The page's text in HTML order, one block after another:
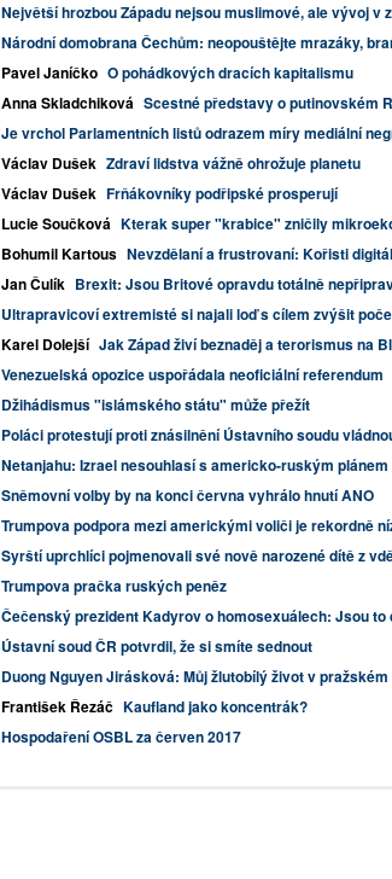
Největší hrozbou Západu nejsou muslimové, ale vývoj v
Národní domobrana Čechům: neopouštějte mrazáky,
Pavel Janíčko O pohádkových dracích kapitalismu
Anna Skladchiková Scestné představy o putinovském
Je vrchol Parlamentních listů odrazem míry mediální
Václav Dušek Zdraví lidstva vážně ohrožuje planetu
Václav Dušek Frňákovníky podřipské prosperují
Lucie Součková Kterak super "krabice" zničily
Bohumil Kartous Nevzdělaní a frustrovaní: Kořisti
Jan Čulík Brexit: Jsou Britové opravdu totálně
Ultrapravicoví extremisté si najali loď s cílem zvýšit
Karel Dolejší Jak Západ živí beznaděj a terorismus na
Venezuelská opozice uspořádala neoficiální referendum
Džihádismus "islámského státu" může přežít
Poláci protestují proti znásilnění Ústavního soudu
Netanjahu: Izrael nesouhlasí s americko-ruským plánem
Sněmovní volby by na konci června vyhrálo hnutí ANO
Trumpova podpora mezi americkými voliči je rekordně
Syrští uprchlíci pojmenovali své nově narozené dítě z
Trumpova pračka ruských peněz
Čečenský prezident Kadyrov o homosexuálech: Jsou to
Ústavní soud ČR potvrdil, že si smíte sednout
Duong Nguyen Jirásková: Můj žlutobílý život v pražském
František Řezáč Kaufland jako koncentrák?
Hospodaření OSBL za červen 2017